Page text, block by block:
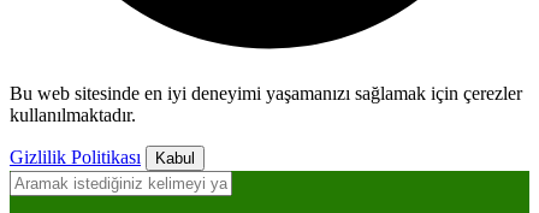
Bu web sitesinde en iyi deneyimi yaşamanızı sağlamak için çerezler
kullanılmaktadır.
Gizlilik Politikası Kabul